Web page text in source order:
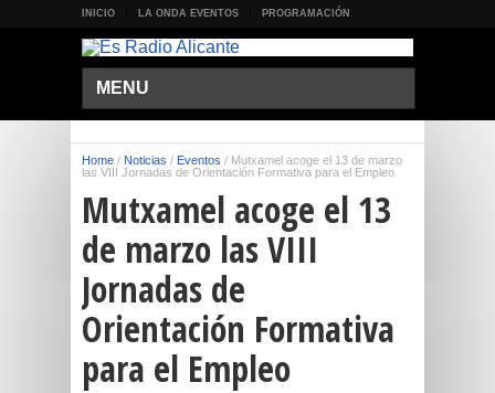
INICIO LA ONDA EVENTOS PROGRAMACIÓN
MENU
Home / Noticias / Eventos / Mutxamel acoge el 13 de marzo
las VIII Jornadas de Orientación Formativa para el Empleo
Mutxamel acoge el 13
de marzo las VIII
Jornadas de
Orientación Formativa
para el Empleo